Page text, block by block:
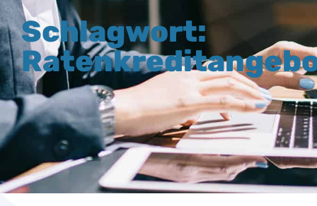
Schlagwort: